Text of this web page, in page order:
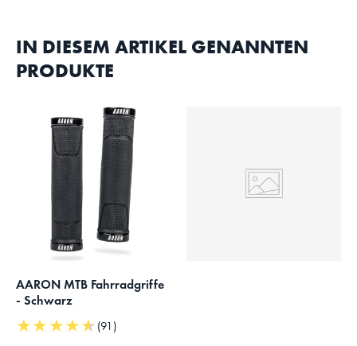
IN DIESEM ARTIKEL GENANNTEN
PRODUKTE
AARON MTB Fahrradgriffe
- Schwarz
★★★★★ (91)